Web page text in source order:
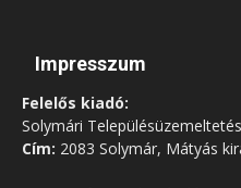
Impresszum
Felelős kiadó:
Solymári
Cím: 2083 Solymár, Mátyás